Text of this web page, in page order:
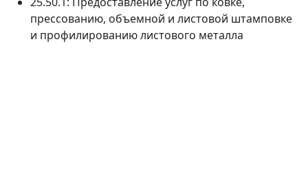
прессованию, объемной и листовой штамповке
и профилированию листового металла